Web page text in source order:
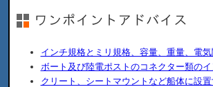
インチ規格とミリ規格、容量、重量、電
ボート及び陸電ポストのコネクター類の
クリート、シートマウントなど船体に設